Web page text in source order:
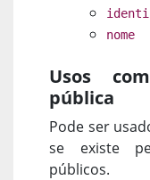
nome
Usos
pública
Pode ser
se existe
públicos.